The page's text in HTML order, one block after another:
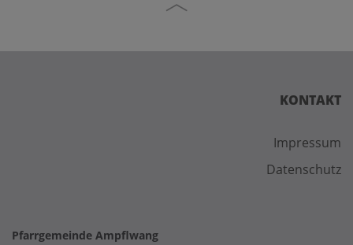
KONTAKT
Impressum
Datenschutz
Pfarrgemeinde Ampflwang